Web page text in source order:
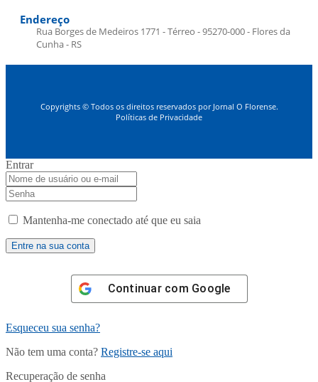
Endereço
Rua Borges de Medeiros 1771 - Térreo - 95270-000 - Flores da
Cunha - RS
Copyrights © Todos os direitos reservados por Jornal O Florense.
Políticas de Privacidade
Entrar
Mantenha-me conectado até que eu saia
Continuar com Google
Esqueceu sua senha?
Não tem uma conta? Registre-se aqui
Recuperação de senha